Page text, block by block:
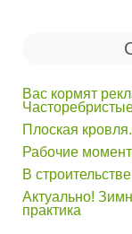
Вас кормят
Плоская
Рабочие
В
Актуально!
практика